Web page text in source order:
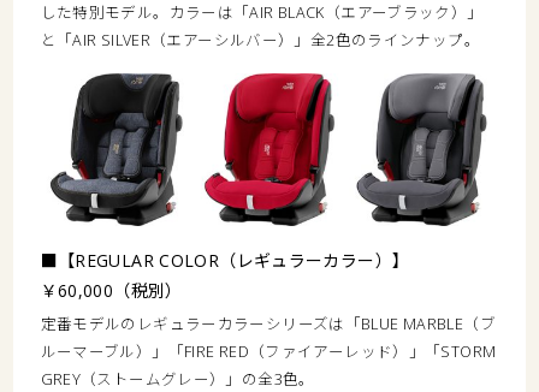
した特別モデル。カラーは「AIR BLACK（エアーブラック）」
と「AIR SILVER（エアーシルバー）」全2色のラインナップ。
■【REGULAR COLOR（レギュラーカラー）】
￥60,000（税別）
定番モデルのレギュラーカラーシリーズは「BLUE MARBLE（ブ
ルーマーブル）」「FIRE RED（ファイアーレッド）」「STORM
GREY（ストームグレー）」の全3色。